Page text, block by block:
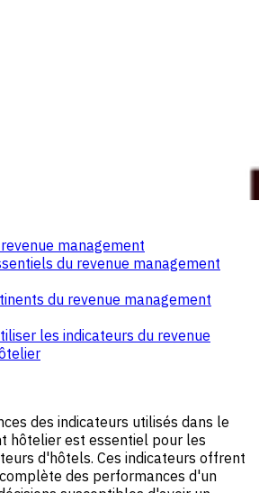
management
du revenue management
du revenue management
les indicateurs du revenue
des indicateurs utilisés dans le
hôtelier est essentiel pour les
d'hôtels. Ces indicateurs offrent
des performances d'un